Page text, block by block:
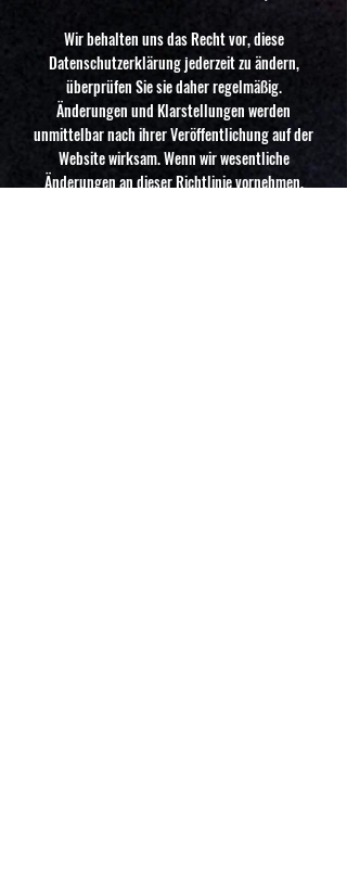
Wir behalten uns das Recht vor, diese
Datenschutzerklärung jederzeit zu ändern,
überprüfen Sie sie daher regelmäßig.
Änderungen und Klarstellungen werden
unmittelbar nach ihrer Veröffentlichung auf der
Website wirksam. Wenn wir wesentliche
Änderungen an dieser Richtlinie vornehmen,